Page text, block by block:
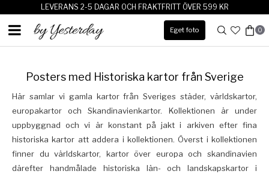
LEVERANS 2-5 DAGAR OCH FRAKTFRITT ÖVER 599 KR
Eget foto 0
Posters med Historiska kartor från Sverige
Här samlar vi gamla kartor från Sveriges städer, världskartor,
europakartor och Skandinavienkartor. Kollektionen är under
uppbyggnad och vi är konstant på jakt i arkiven efter fina
historiska kartor att addera i kollektionen. Överst i kollektionen
finner du världskartor, kartor över europa och skandinavien
därefter handmålade historiska län- och landskapskartor i